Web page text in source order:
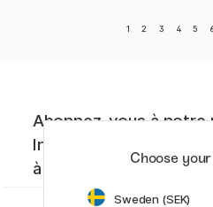
1 2 3 4 5 6
Abonnez-vous à notre
Inspiration créative,
à ne pas manquer !
Choose
Sweden (SEK)